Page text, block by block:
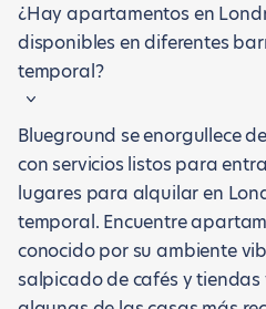
¿Hay apartamentos en
disponibles en diferentes
temporal?
Blueground se enorgullece
con servicios listos para
lugares para alquilar en
temporal. Encuentre
conocido por su ambiente
salpicado de cafés y